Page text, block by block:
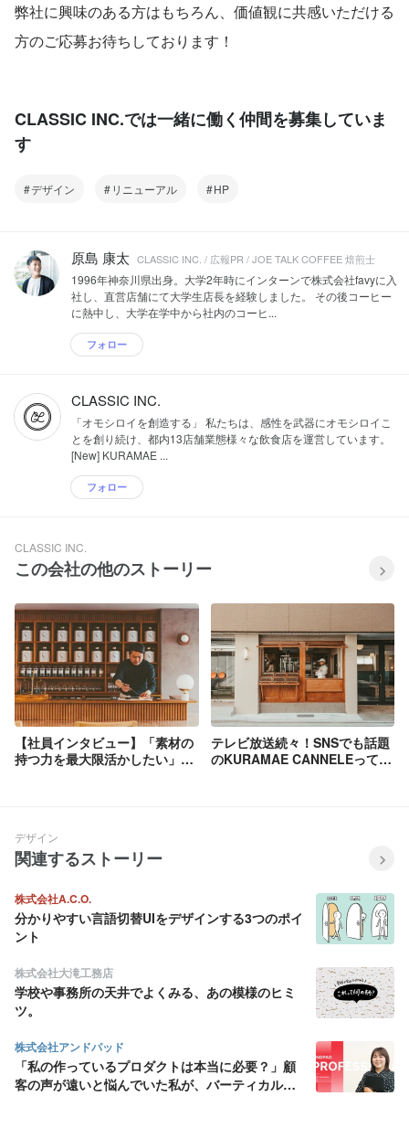
弊社に興味のある方はもちろん、価値観に共感いただける
方のご応募お待ちしております！
CLASSIC INC.では一緒に働く仲間を募集していま
す
デザイン リニューアル HP
原島 康太 CLASSIC INC. / 広報PR / JOE TALK COFFEE 焙煎士
1996年神奈川県出身。大学2年時にインターンで株式会社favyに入
社し、直営店舗にて大学生店長を経験しました。 その後コーヒー
に熱中し、大学在学中から社内のコーヒ...
フォロー
CLASSIC INC.
「オモシロイを創造する」 私たちは、感性を武器にオモシロイこ
とを創り続け、都内13店舗業態様々な飲食店を運営しています。
[New] KURAMAE ...
フォロー
CLASSIC INC.
この会社の他のストーリー
【社員インタビュー】「素材の
持つ力を最大限活かしたい」
テレビ放送続々！SNSでも話題
のKURAMAE CANNELEってど
デザイン
関連するストーリー
株式会社A.C.O.
分かりやすい言語切替UIをデザインする3つのポイ
ント
株式会社大滝工務店
学校や事務所の天井でよくみる、あの模様のヒミ
ツ。
株式会社アンドパッド
「私の作っているプロダクトは本当に必要？」顧
客の声が遠いと悩んでいた私が、バーティカル